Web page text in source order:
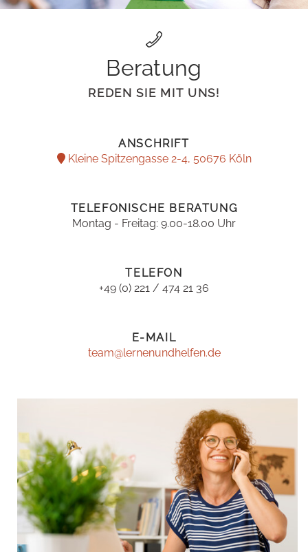
Beratung
REDEN SIE MIT UNS!
ANSCHRIFT
Kleine Spitzengasse 2-4, 50676 Köln
TELEFONISCHE BERATUNG
Montag - Freitag: 9.00-18.00 Uhr
TELEFON
+49 (0) 221 / 474 21 36
E-MAIL
team@lernenundhelfen.de